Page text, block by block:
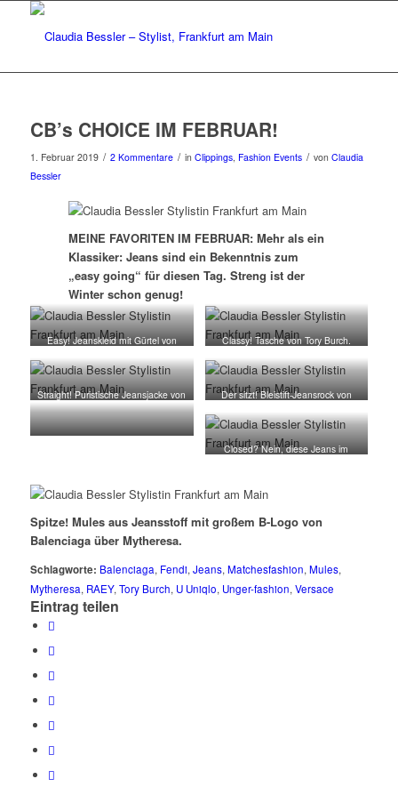
CB’s CHOICE IM FEBRUAR!
1. Februar 2019 / 2 Kommentare / in Clippings, Fashion Events / von Claudia
Bessler
MEINE FAVORITEN IM FEBRUAR: Mehr als ein
Klassiker: Jeans sind ein Bekenntnis zum
„easy going“ für diesen Tag. Streng ist der
Winter schon genug!
Easy! Jeanskleid mit Gürtel von
Tory Burch über Unger-Fashion.
Classy! Tasche von Tory Burch.
Straight! Puristische Jeansjacke von
U Uniqlo.
Der sitzt! Bleistift-Jeansrock von
RAEY über Matchesfashion.
80er! Tailliertes Jeanshemd mit
Closed? Nein, diese Jeans im
Spitze! Mules aus Jeansstoff mit großem B-Logo von
Balenciaga über Mytheresa.
Schlagworte: Balenciaga, Fendi, Jeans, Matchesfashion, Mules,
Mytheresa, RAEY, Tory Burch, U Uniqlo, Unger-fashion, Versace
Eintrag teilen